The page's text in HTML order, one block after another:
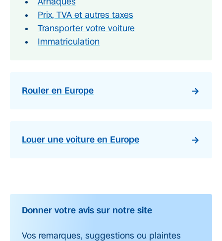
Prix, TVA et autres taxes
Transporter votre voiture
Immatriculation
Rouler en Europe
Louer une voiture en Europe
Donner votre avis sur notre site
Vos remarques, suggestions ou plaintes